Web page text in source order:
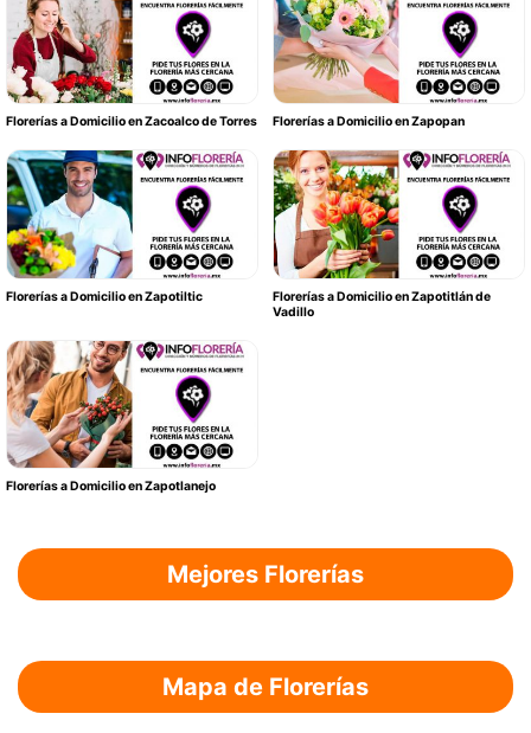
Florerías a Domicilio en Zacoalco de Torres Florerías a Domicilio en Zapopan
Florerías a Domicilio en Zapotiltic
Florerías a Domicilio en Zapotitlán de
Vadillo
Florerías a Domicilio en Zapotlanejo
Mejores Florerías
Mapa de Florerías